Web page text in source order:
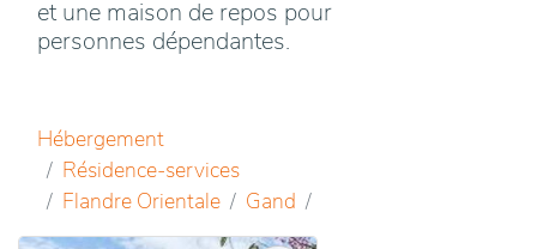
et une maison de repos pour
personnes dépendantes.
Hébergement
Résidence-services
Flandre Orientale
Gand